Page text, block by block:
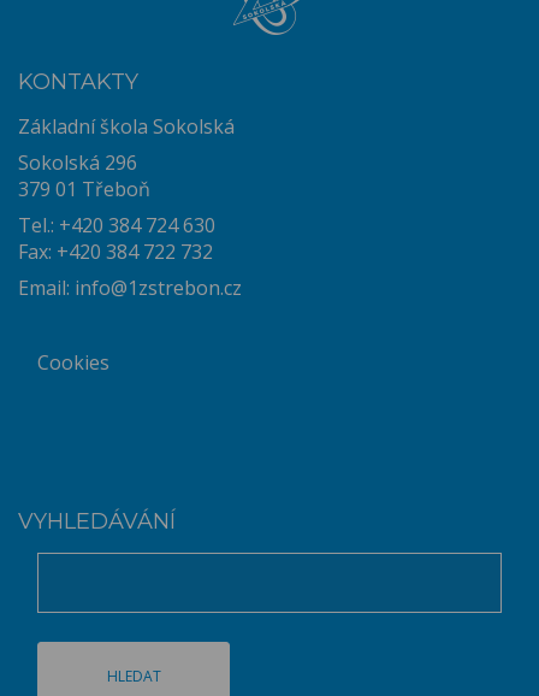
KONTAKTY
Základní škola Sokolská
Sokolská 296
379 01 Třeboň
Tel.: +420 384 724 630
Fax: +420 384 722 732
Email: info@1zstrebon.cz
Cookies
VYHLEDÁVÁNÍ